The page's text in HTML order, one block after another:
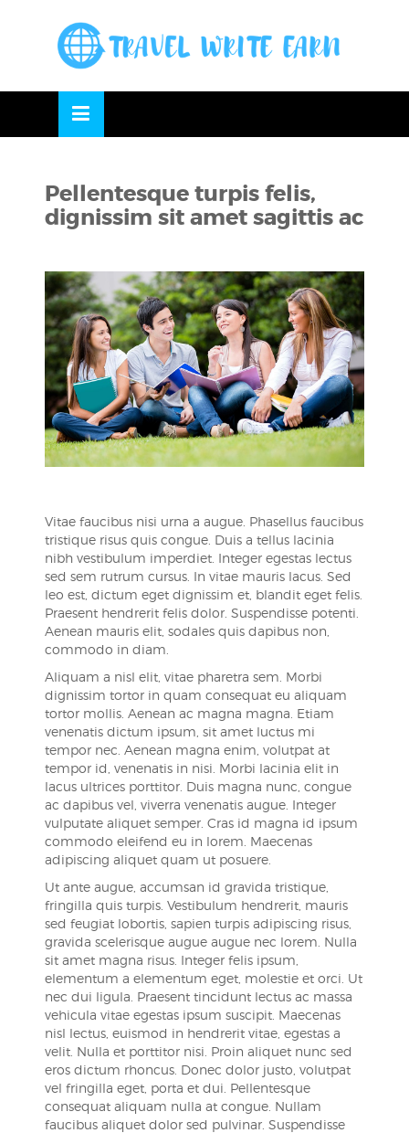
Pellentesque turpis felis,
dignissim sit amet sagittis ac
Vitae faucibus nisi urna a augue. Phasellus faucibus
tristique risus quis congue. Duis a tellus lacinia
nibh vestibulum imperdiet. Integer egestas lectus
sed sem rutrum cursus. In vitae mauris lacus. Sed
leo est, dictum eget dignissim et, blandit eget felis.
Praesent hendrerit felis dolor. Suspendisse potenti.
Aenean mauris elit, sodales quis dapibus non,
commodo in diam.
Aliquam a nisl elit, vitae pharetra sem. Morbi
dignissim tortor in quam consequat eu aliquam
tortor mollis. Aenean ac magna magna. Etiam
venenatis dictum ipsum, sit amet luctus mi
tempor nec. Aenean magna enim, volutpat at
tempor id, venenatis in nisi. Morbi lacinia elit in
lacus ultrices porttitor. Duis magna nunc, congue
ac dapibus vel, viverra venenatis augue. Integer
vulputate aliquet semper. Cras id magna id ipsum
commodo eleifend eu in lorem. Maecenas
adipiscing aliquet quam ut posuere.
Ut ante augue, accumsan id gravida tristique,
fringilla quis turpis. Vestibulum hendrerit, mauris
sed feugiat lobortis, sapien turpis adipiscing risus,
gravida scelerisque augue augue nec lorem. Nulla
sit amet magna risus. Integer felis ipsum,
elementum a elementum eget, molestie et orci. Ut
nec dui ligula. Praesent tincidunt lectus ac massa
vehicula vitae egestas ipsum suscipit. Maecenas
nisl lectus, euismod in hendrerit vitae, egestas a
velit. Nulla et porttitor nisi. Proin aliquet nunc sed
eros dictum rhoncus. Donec dolor justo, volutpat
vel fringilla eget, porta et dui. Pellentesque
consequat aliquam nulla at congue. Nullam
faucibus aliquet dolor sed pulvinar. Suspendisse